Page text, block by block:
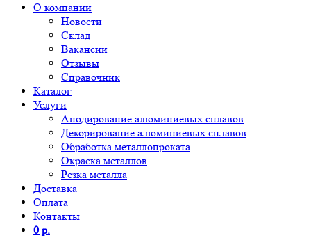
О компании
Новости
Склад
Вакансии
Отзывы
Справочник
Каталог
Услуги
Анодирование алюминиевых сплавов
Декорирование алюминиевых сплавов
Обработка металлопроката
Окраска металлов
Резка металла
Доставка
Оплата
Контакты
0 р.